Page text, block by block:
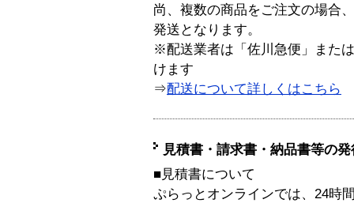
尚、複数の商品をご注文の場合
発送となります。
※配送業者は「佐川急便」また
けます
⇒配送について詳しくはこちら
見積書・請求書・納品書等の
■見積書について
ぷらっとオンラインでは、24時